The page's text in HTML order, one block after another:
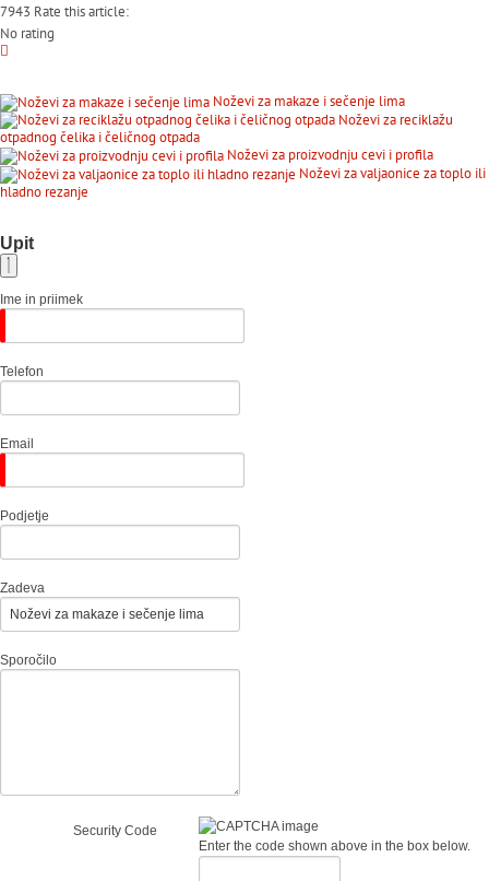
7943 Rate this article:
No rating
Noževi za makaze i sečenje lima
Noževi za reciklažu
otpadnog čelika i čeličnog otpada
Noževi za proizvodnju cevi i profila
Noževi za valjaonice za toplo ili
hladno rezanje
Upit
Ime in priimek
Telefon
Email
Podjetje
Zadeva
Sporočilo
Security Code
Enter the code shown above in the box below.